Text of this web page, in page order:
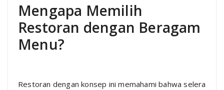
Mengapa Memilih
Restoran dengan Beragam
Menu?
Restoran dengan konsep ini memahami bahwa selera